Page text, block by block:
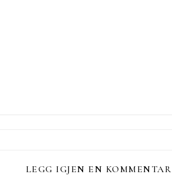
LEGG IGJEN EN KOMMENTAR